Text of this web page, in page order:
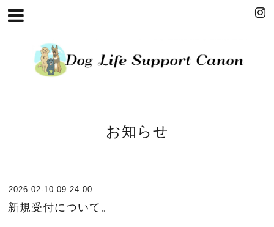
お知らせ
2026-02-10 09:24:00
新規受付について。